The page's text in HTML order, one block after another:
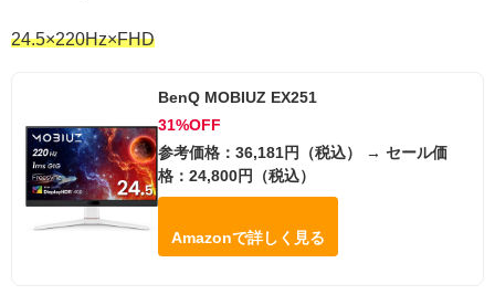
24.5×220Hz×FHD
BenQ MOBIUZ EX251
31%OFF
参考価格：36,181円（税込） → セール価
格：24,800円（税込）
Amazonで詳しく見る